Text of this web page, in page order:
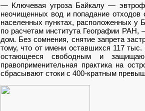
— Ключевая угроза Байкалу —
неочищенных вод и попадание
населенных пунктах, расположенных у
по расчетам института Географии
дом. Без сомнения, снятие запрета
тому, что от имени оставшихся 117
остающееся свободным и
правоприменительная практика на
сбрасывают стоки с 400-кратным